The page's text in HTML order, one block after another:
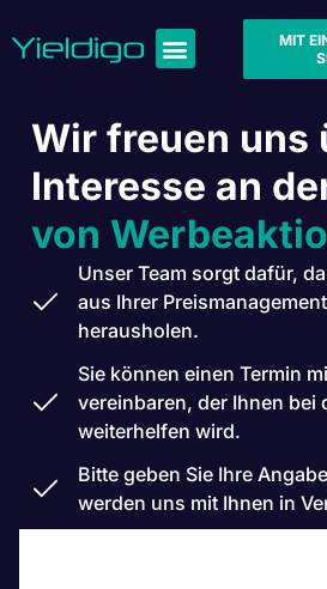
MIT
Wir freuen uns
Interesse an
von
Unser Team sorgt dafür,
aus Ihrer
herausholen.
Sie können einen Termin
vereinbaren, der Ihnen bei
weiterhelfen wird.
Bitte geben Sie Ihre
werden uns mit Ihnen in